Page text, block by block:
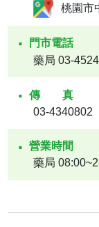
桃園市
門市電話
藥局 03-
傳真
03-4340802
營業時間
藥局